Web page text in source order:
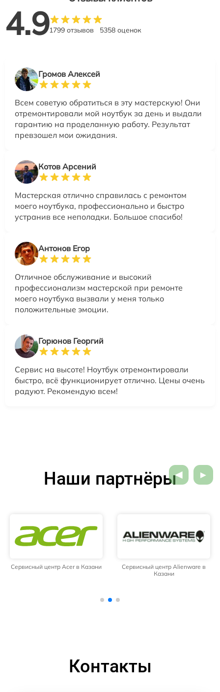
4.91799 отзывов 5358 оценок
Громов Алексей
Всем советую обратиться в эту мастерскую! Они
отремонтировали мой ноутбук за день и выдали
гарантию на проделанную работу. Результат
превзошел мои ожидания.
Котов Арсений
Мастерская отлично справилась с ремонтом
моего ноутбука, профессионально и быстро
устранив все неполадки. Большое спасибо!
Антонов Егор
Отличное обслуживание и высокий
профессионализм мастерской при ремонте
моего ноутбука вызвали у меня только
положительные эмоции.
Горюнов Георгий
Сервис на высоте! Ноутбук отремонтировали
быстро, всё функционирует отлично. Цены очень
радуют. Рекомендую всем!
Наши партнёры
Сервисный центр Acer в Казани
Сервисный центр Alienware в
Казани
Контакты